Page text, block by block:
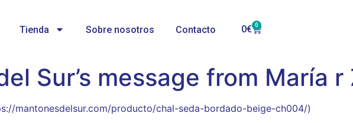
Tienda Sobre nosotros Contacto 0€ 0
Sur’s message from María r
mantonesdelsur.com/producto/chal-seda-bordado-beige-ch004/)